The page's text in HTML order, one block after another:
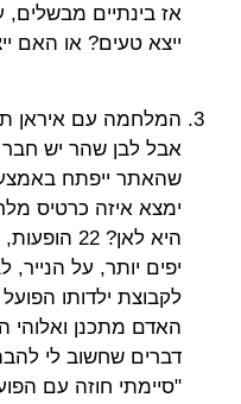
אז בינתיים
ייצא טעים? או האם
המלחמה עם איראן
אבל לבן שהר יש חבר
שהאתר ייפתח באמצע
ימצא איזה כרטיס
היא לאן?
לקבוצת ילדותו
האדם מתכנן ואלוהי
דברים שחשוב לי
"סיימתי חוזה עם